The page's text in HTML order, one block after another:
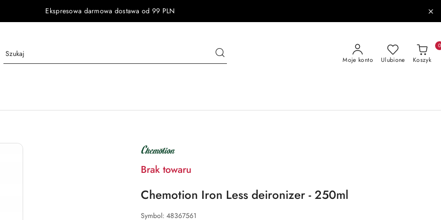
Ekspresowa darmowa dostawa od 99 PLN
Moje konto Ulubione Koszyk
0
NAZWA
PRODUCENTA:
Brak towaru
Chemotion Iron Less deironizer - 250ml
Symbol: 48367561